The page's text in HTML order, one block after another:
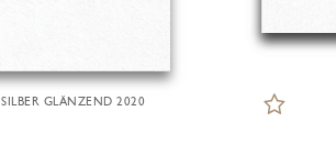
SILBER GLÄNZEND 2020